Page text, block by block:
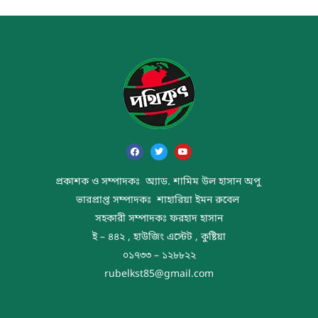
প্রকাশক ও সম্পাদকঃ অ্যাড. শামিম উল হাসান অপু
ভারপ্রাপ্ত সম্পাদকঃ শাহারিয়া ইমন রুবেল
সহকারী সম্পাদকঃ ফরহাদ হাসান
ই – ৪৪২ , হাউজিং এস্টেট , কুষ্টিয়া
০১৭৩৩ – ১২৮৮২২
rubelkst85@gmail.com